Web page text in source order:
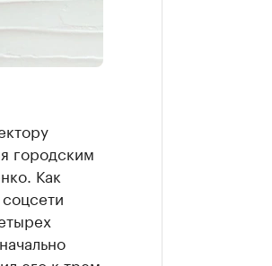
городским
Как